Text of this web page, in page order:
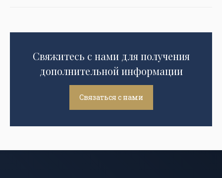
Свяжитесь с нами для получения
дополнительной информации
Связаться с нами